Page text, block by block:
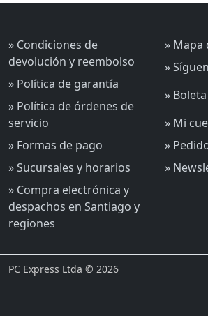
» Condiciones de
devolución y reembolso
» Política de garantía
» Política de órdenes de
servicio
» Formas de pago
» Sucursales y horarios
» Compra electrónica y
despachos en Santiago y
regiones
» Mapa
»
»
» Mi
»
»
PC Express Ltda © 2026